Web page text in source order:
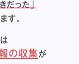
だった」
す。
の収集が